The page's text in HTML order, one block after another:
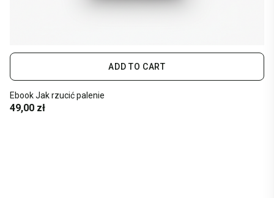
ADD TO CART
Ebook Jak rzucić palenie
49,00 zł